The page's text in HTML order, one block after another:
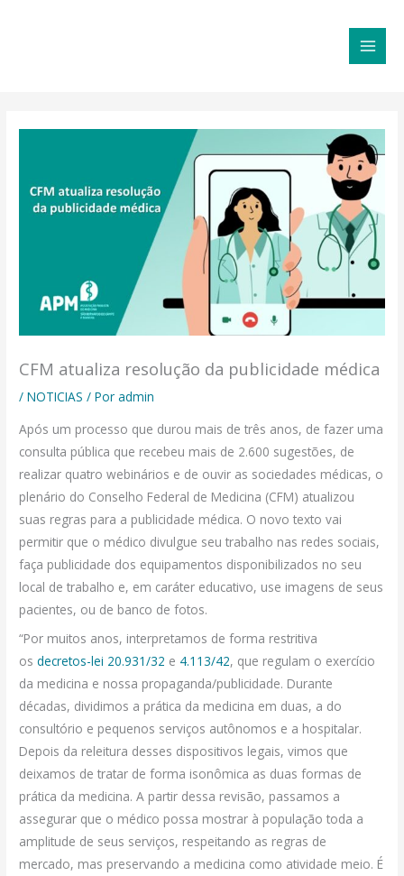
CFM atualiza resolução da publicidade médica
/NOTICIAS / Poradmin
Após um processo que durou mais de três anos, de fazer uma
consulta pública que recebeu mais de 2.600 sugestões, de
realizar quatro webinários e de ouvir as sociedades médicas, o
plenário do Conselho Federal de Medicina (CFM) atualizou
suas regras para a publicidade médica. O novo texto vai
permitir que o médico divulgue seu trabalho nas redes sociais,
faça publicidade dos equipamentos disponibilizados no seu
local de trabalho e, em caráter educativo, use imagens de seus
pacientes, ou de banco de fotos.
“Por muitos anos, interpretamos de forma restritiva
osdecretos-lei 20.931/32 e 4.113/42, que regulam o exercício
da medicina e nossa propaganda/publicidade. Durante
décadas, dividimos a prática da medicina em duas, a do
consultório e pequenos serviços autônomos e a hospitalar.
Depois da releitura desses dispositivos legais, vimos que
deixamos de tratar de forma isonômica as duas formas de
prática da medicina. A partir dessa revisão, passamos a
assegurar que o médico possa mostrar à população toda a
amplitude de seus serviços, respeitando as regras de
mercado, mas preservando a medicina como atividade meio. É